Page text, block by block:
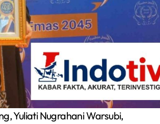
Yuliati Nugrahani Warsubi,